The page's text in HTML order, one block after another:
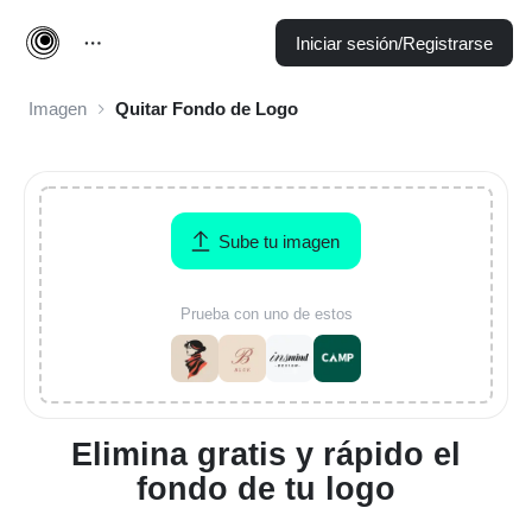
Iniciar sesión/Registrarse
Imagen Quitar Fondo de Logo
Elimina gratis y rápido el
fondo de tu logo
Sube tu imagen
Prueba con uno de estos